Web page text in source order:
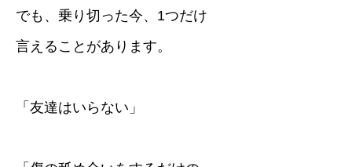
でも、乗り切った今、1つだけ
言えることがあります。
「友達はいらない」